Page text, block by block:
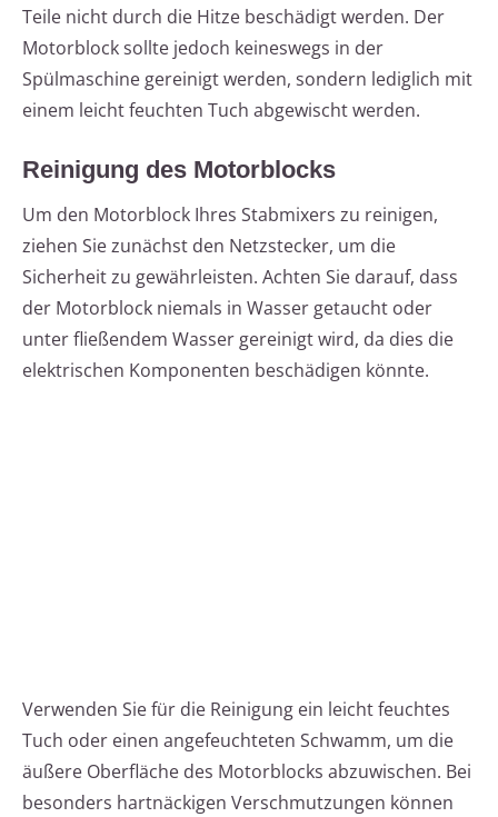
Teile nicht durch die Hitze beschädigt werden. Der
Motorblock sollte jedoch keineswegs in der
Spülmaschine gereinigt werden, sondern lediglich mit
einem leicht feuchten Tuch abgewischt werden.
Reinigung des Motorblocks
Um den Motorblock Ihres Stabmixers zu reinigen,
ziehen Sie zunächst den Netzstecker, um die
Sicherheit zu gewährleisten. Achten Sie darauf, dass
der Motorblock niemals in Wasser getaucht oder
unter fließendem Wasser gereinigt wird, da dies die
elektrischen Komponenten beschädigen könnte.
Verwenden Sie für die Reinigung ein leicht feuchtes
Tuch oder einen angefeuchteten Schwamm, um die
äußere Oberfläche des Motorblocks abzuwischen. Bei
besonders hartnäckigen Verschmutzungen können